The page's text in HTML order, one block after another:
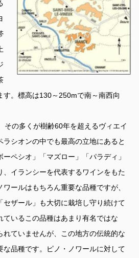
す。標高は130～250mで南～南西向
その多くが樹齢60年を超えるヴィエイ
シオンの中でも最高の立地にあると
ペシオ」「マズロー」「パラディ」
、イランシーを代表するワインをもた
ールはもちろん重要な品種ですが、
セザール」も大切に栽培し守り続けて
ているこの品種はあまり有名ではな
れていませんが、この地方の伝統的な
な品種です。ピノ・ノワールに対して